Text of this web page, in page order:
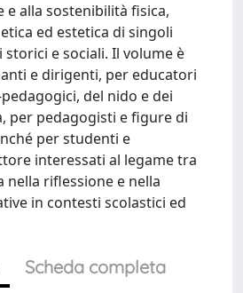
e alla sostenibilità fisica,
ed estetica di singoli
e sociali. Il volume è
e dirigenti, per educatori
del nido e dei
per pedagogisti e figure di
per studenti e
interessati al legame tra
nella riflessione e nella
in contesti scolastici ed
Scheda completa